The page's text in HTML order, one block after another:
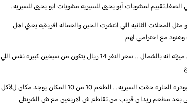
لمشويات أبو يحيى للسيريه مشويات ابو يحيى للسيريه .
المحلات الثانيه اللي انتشرت الحين والعماله افريقيه يعني اهل
وهنود مع احترامي لهم
لكن السيريه مايضبطه الا ذوو البشره السمراء والمحل ميزته انه بالشمال . . سعر النفر 14 ريال يتكون من سيخين كبيره نفس اللي
ولحم حسب اختيارك يقدم مع البصل والليمون مع البودره الحاره حقت السيريه . . الطعم 10 من 10 المكان يوجد مكان لﻷكل